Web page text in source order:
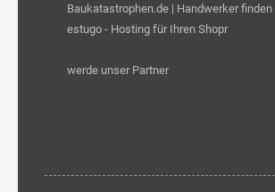
Baukatastrophen.de | Handwerker finden
estugo - Hosting für Ihren Shopr
werde unser Partner